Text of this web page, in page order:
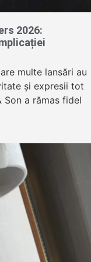
2026:
multe lansări au
și expresii tot
Son a rămas fidel